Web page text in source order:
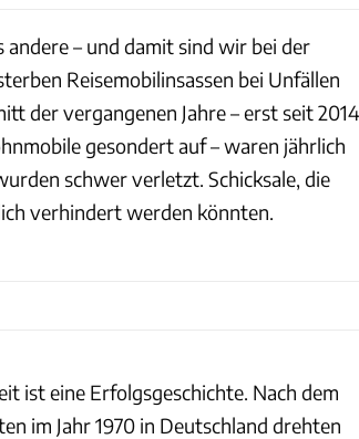
andere – und damit sind wir bei der
Reisemobilinsassen bei Unfällen
der vergangenen Jahre – erst seit 2014
gesondert auf – waren jährlich
schwer verletzt. Schicksale, die
verhindert werden könnten.
ist eine Erfolgsgeschichte. Nach dem
im Jahr 1970 in Deutschland drehten